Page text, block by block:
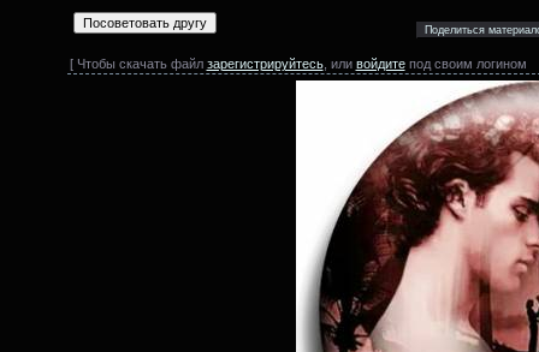
[ Чтобы скачать файл зарегистрируйтесь, или войдитепод своим логином